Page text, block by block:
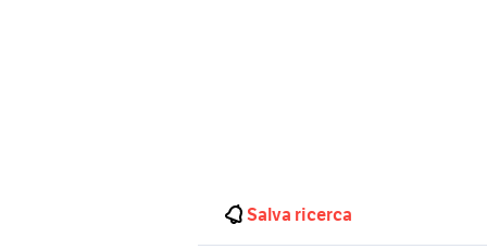
Salva ricerca